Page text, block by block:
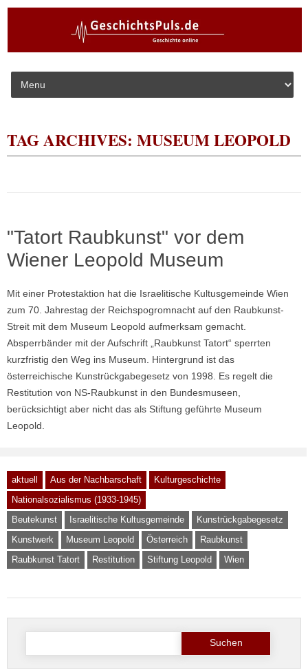
Skip to content
TAG ARCHIVES: MUSEUM LEOPOLD
"Tatort Raubkunst" vor dem
Wiener Leopold Museum
Mit einer Protestaktion hat die Israelitische Kultusgemeinde Wien
zum 70. Jahrestag der Reichspogromnacht auf den Raubkunst-
Streit mit dem Museum Leopold aufmerksam gemacht.
Absperrbänder mit der Aufschrift „Raubkunst Tatort“ sperrten
kurzfristig den Weg ins Museum. Hintergrund ist das
österreichische Kunstrückgabegesetz von 1998. Es regelt die
Restitution von NS-Raubkunst in den Bundesmuseen,
berücksichtigt aber nicht das als Stiftung geführte Museum
Leopold.
aktuell Aus der Nachbarschaft
Kulturgeschichte
Nationalsozialismus (1933-1945)
Beutekunst
Israelitische Kultusgemeinde
Kunstrückgabegesetz
Kunstwerk
Museum Leopold Österreich
Raubkunst
Raubkunst Tatort
Restitution Stiftung Leopold Wien
Suche